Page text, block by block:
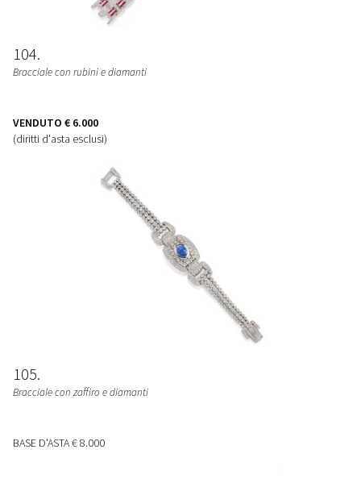
104
Bracciale con rubini e diamanti
VENDUTO € 6.000
(diritti d'asta esclusi)
105
Bracciale con zaffiro e diamanti
BASE D'ASTA€ 8.000